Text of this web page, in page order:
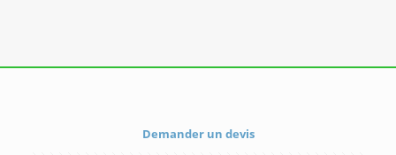
Demander un devis